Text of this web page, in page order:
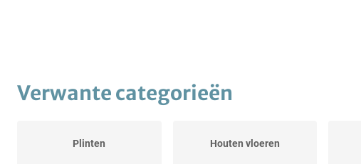
Verwante categorieën
Plinten Houten vloeren